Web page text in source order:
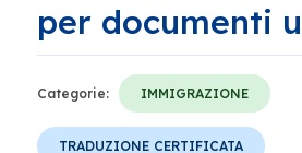
per documenti
Categorie: IMMIGRAZIONE
TRADUZIONE CERTIFICATA